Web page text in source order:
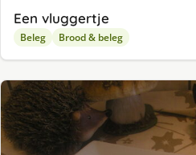
Een vluggertje
Beleg Brood & beleg